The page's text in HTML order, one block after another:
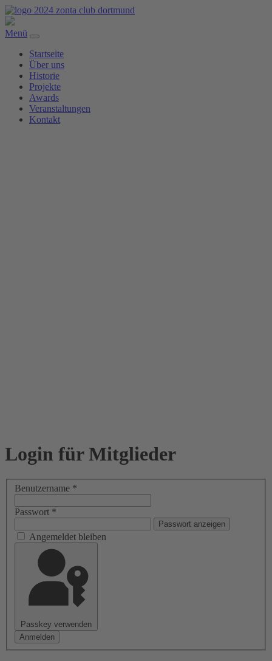
Menü
Startseite
Über uns
Historie
Projekte
Awards
Veranstaltungen
Kontakt
Login für Mitglieder
Benutzername *
Passwort *
Passwort anzeigen
Angemeldet bleiben
Passkey verwenden
Anmelden